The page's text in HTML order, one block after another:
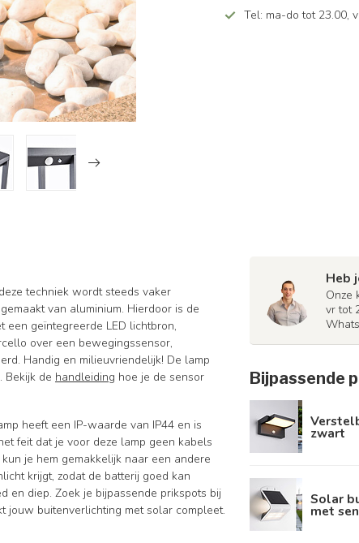
Tel: ma-do tot 23.00,
techniek wordt steeds vaker
van aluminium. Hierdoor is de
een geïntegreerde LED lichtbron,
over een bewegingssensor,
Handig en milieuvriendelijk! De lamp
Bekijk de handleiding hoe je de sensor
heeft een IP-waarde van IP44 en is
feit dat je voor deze lamp geen kabels
je hem gemakkelijk naar een andere
krijgt, zodat de batterij goed kan
en diep. Zoek je bijpassende prikspots bij
jouw buitenverlichting met solar compleet.
Heb
Onze
vr tot
Bijpassende
zwart
Solar
met